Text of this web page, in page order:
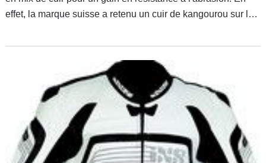
effet, la marque suisse a retenu un cuir de kangourou sur la
le restant du gant est conçu en cuir de chèvre.